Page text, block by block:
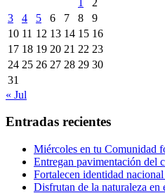
3
4 5 6 7 8
9
10 11 12 13 14 15 16
17 18 19 20 21 22 23
24 25 26 27 28 29 30
31
« Jul
Entradas recientes
Miércoles en tu Comunidad
Entregan pavimentación del
Fortalecen identidad
Disfrutan de la naturaleza